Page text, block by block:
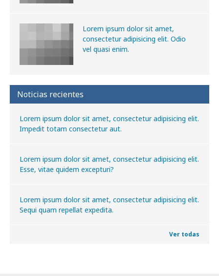
Lorem ipsum dolor sit amet,
consectetur adipisicing elit. Odio
vel quasi enim.
Noticias recientes
Lorem ipsum dolor sit amet, consectetur adipisicing elit.
Impedit totam consectetur aut.
Lorem ipsum dolor sit amet, consectetur adipisicing elit.
Esse, vitae quidem excepturi?
Lorem ipsum dolor sit amet, consectetur adipisicing elit.
Sequi quam repellat expedita.
Ver todas